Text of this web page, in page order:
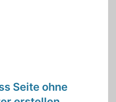
Seite ohne